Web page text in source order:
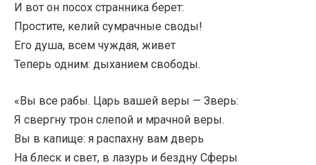
И вот он посох странника берет:
Простите, келий сумрачные своды!
Его душа, всем чуждая, живет
Теперь одним: дыханием свободы.
«Вы все рабы. Царь вашей веры — Зверь:
Я свергну трон слепой и мрачной веры.
Вы в капище: я распахну вам дверь
На блеск и свет, в лазурь и бездну Сферы